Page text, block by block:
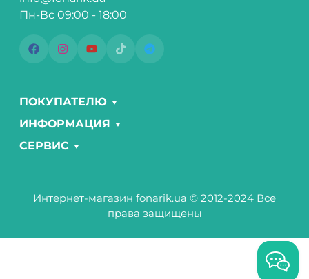
Пн-Вс 09:00 - 18:00
ПОКУПАТЕЛЮ
ИНФОРМАЦИЯ
СЕРВИС
Интернет-магазин fonarik.ua © 2012-2024 Все
права защищены